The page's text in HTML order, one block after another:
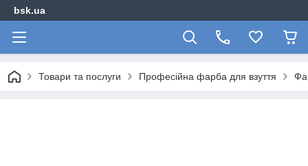
bsk.ua
Товари та послуги Професійна фарба для взуття